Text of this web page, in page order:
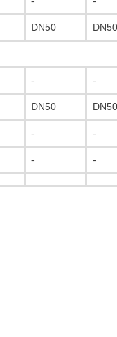
DN50 DN50
- -
DN50 DN50
- -
- -